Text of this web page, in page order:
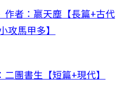
作者：嬴天塵【長篇+古代
攻馬甲多】
二團書生【短篇+現代】